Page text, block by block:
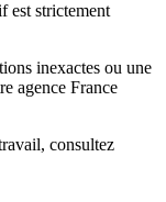
est strictement
inexactes ou une
agence France
, consultez